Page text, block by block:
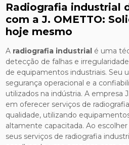
Radiografia industrial
com a J. OMETTO:
hoje mesmo
A radiografia industrial é uma
detecção de falhas e
de equipamentos industriais. Seu
segurança operacional e a
utilizados na indústria. A empresa
em oferecer serviços de
qualidade, utilizando
altamente capacitada. Ao escolher
seus serviços de radiografia